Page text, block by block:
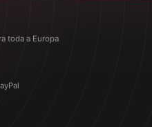
toda a Europa